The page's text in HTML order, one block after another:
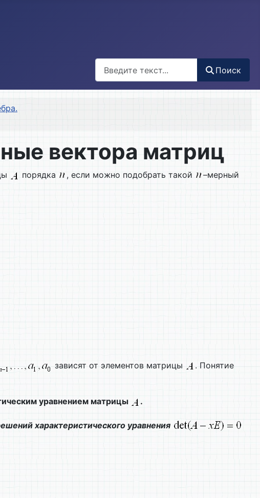
Поиск
вектора матриц
порядка , если можно подобрать такой
–мерный
зависят от элементов матрицы
. Понятие
уравнением матрицы .
характеристического уравнения